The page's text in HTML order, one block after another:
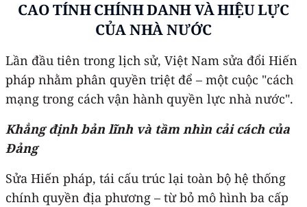
CAO TÍNH CHÍNH DANH VÀ HIỆU LỰC
CỦA NHÀ NƯỚC
Lần đầu tiên trong lịch sử, Việt Nam sửa đổi Hiến
pháp nhằm phân quyền triệt để – một cuộc "cách
mạng trong cách vận hành quyền lực nhà nước".
Khẳng định bản lĩnh và tầm nhìn cải cách của
Đảng
Sửa Hiến pháp, tái cấu trúc lại toàn bộ hệ thống
chính quyền địa phương – từ bỏ mô hình ba cấp